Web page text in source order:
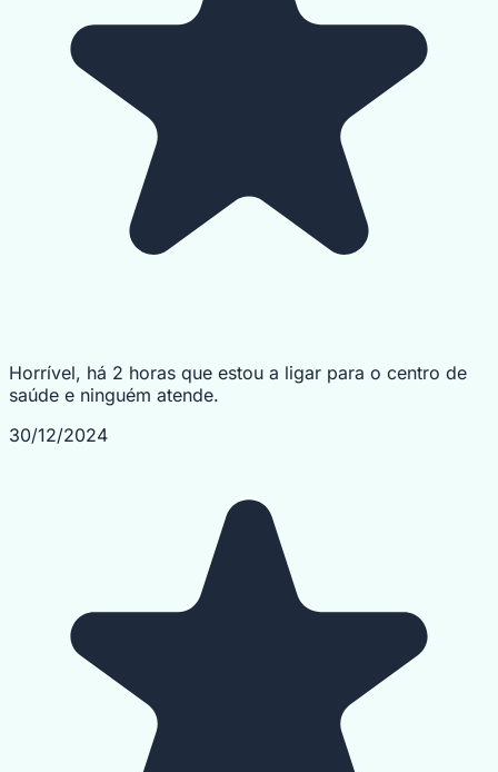
Horrível, há 2 horas que estou a ligar para o centro de
saúde e ninguém atende.
30/12/2024